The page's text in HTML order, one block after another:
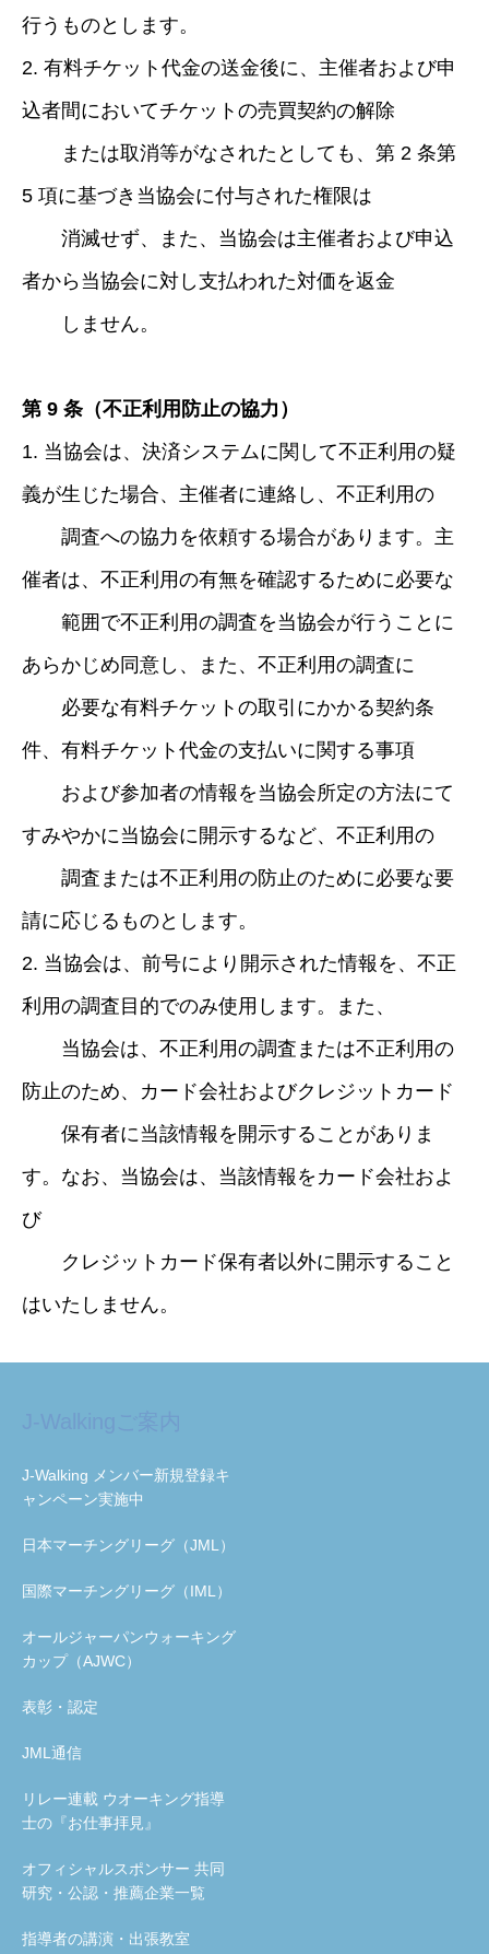
行うものとします。
2. 有料チケット代金の送金後に、主催者および申
込者間においてチケットの売買契約の解除
または取消等がなされたとしても、第 2 条第
5 項に基づき当協会に付与された権限は
消滅せず、また、当協会は主催者および申込
者から当協会に対し支払われた対価を返金
しません。
第 9 条（不正利用防止の協力）
1. 当協会は、決済システムに関して不正利用の疑
義が生じた場合、主催者に連絡し、不正利用の
調査への協力を依頼する場合があります。主
催者は、不正利用の有無を確認するために必要な
範囲で不正利用の調査を当協会が行うことに
あらかじめ同意し、また、不正利用の調査に
必要な有料チケットの取引にかかる契約条
件、有料チケット代金の支払いに関する事項
および参加者の情報を当協会所定の方法にて
すみやかに当協会に開示するなど、不正利用の
調査または不正利用の防止のために必要な要
請に応じるものとします。
2. 当協会は、前号により開示された情報を、不正
利用の調査目的でのみ使用します。また、
当協会は、不正利用の調査または不正利用の
防止のため、カード会社およびクレジットカード
保有者に当該情報を開示することがありま
す。なお、当協会は、当該情報をカード会社およ
び
クレジットカード保有者以外に開示すること
はいたしません。
J-Walking メンバー新規登録キ
ャンペーン実施中
日本マーチングリーグ（JML）
国際マーチングリーグ（IML）
オールジャーパンウォーキング
カップ（AJWC）
表彰・認定
JML通信
リレー連載 ウオーキング指導
士の『お仕事拝見』
オフィシャルスポンサー 共同
研究・公認・推薦企業一覧
指導者の講演・出張教室